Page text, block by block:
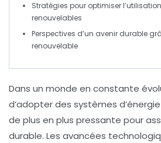
Stratégies pour optimiser
renouvelables
Perspectives d’un avenir durable
renouvelable
Dans un monde en constante
d’adopter des systèmes
de plus en plus pressante pour
durable. Les avancées